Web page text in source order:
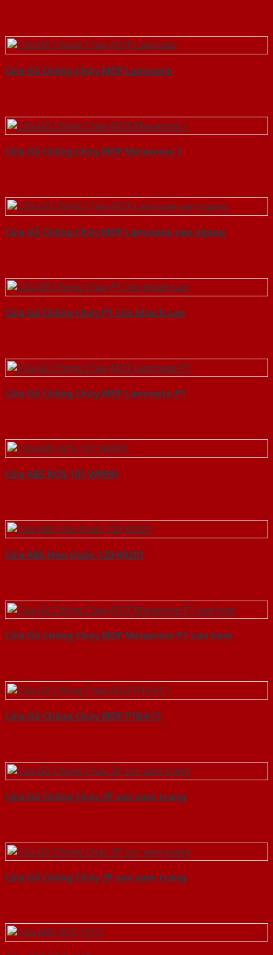
Cửa Gỗ Chống Cháy MDF Laminate
Cửa Gỗ Chống Cháy MDF Melamine 1
Cửa Gỗ Chống Cháy MDF Laminate van ngang
Cửa Gỗ Chống Cháy P1 cho khach san
Cửa Gỗ Chống Cháy MDF Laminate P1
Cửa ABS KOS 101 W0901
Cửa ABS Hàn Quốc 120 K0201
Cửa Gỗ Chống Cháy MDF Melamine P1 van kem
Cửa Gỗ Chống Cháy MDF P1R4 C1
Cửa Gỗ Chống Cháy 2P son xam trang
Cửa Gỗ Chống Cháy 2P son xam trang